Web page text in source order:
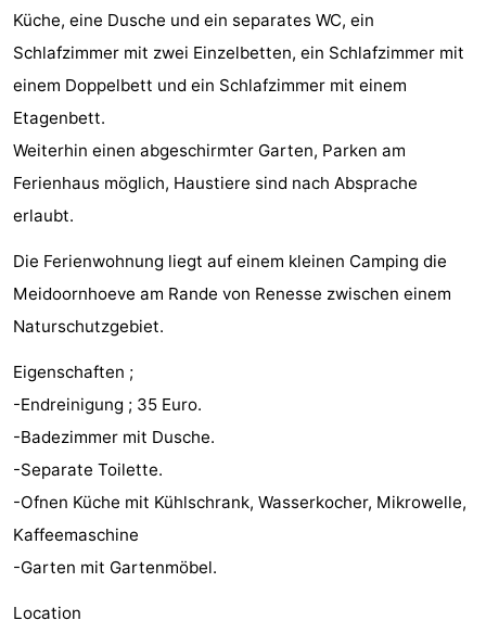
Port
Greve
-
Port
Zélande
-
Resort
Haamstede
-
Résidence
't
Hof
van
Haamstede
-
Schouwen
-
Schouwse
Valleien
-
Soeten
Haert
-
Wijde
Blick
-
Zeeland
Village
Zeeuwse
-
Zonnedorp
’t
Hof
Hotels
Zimmer
Küche, eine Dusche und ein separates WC, ein
Schlafzimmer mit zwei Einzelbetten, ein Schlafzimmer mit
einem Doppelbett und ein Schlafzimmer mit einem
Etagenbett.
Weiterhin einen abgeschirmter Garten, Parken am
Ferienhaus möglich, Haustiere sind nach Absprache
erlaubt.
Die Ferienwohnung liegt auf einem kleinen Camping die
Meidoornhoeve am Rande von Renesse zwischen einem
Naturschutzgebiet.
Eigenschaften ;
-Endreinigung ; 35 Euro.
-Badezimmer mit Dusche.
-Separate Toilette.
-Ofnen Küche mit Kühlschrank, Wasserkocher, Mikrowelle,
Kaffeemaschine
-Garten mit Gartenmöbel.
Location